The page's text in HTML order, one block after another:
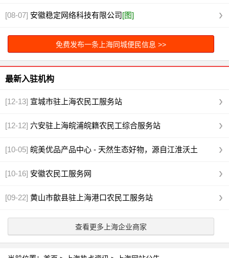
[08-07] 安徽稳定网络科技有限公司[图]
免费发布一条上海同城便民信息 >>
最新入驻机构
[12-13] 宣城市驻上海农民工服务站
[12-12] 六安驻上海皖浦皖籍农民工综合服务站
[10-05] 皖美优品产品中心 - 天然生态好物，源自江淮沃土
[10-16] 安徽农民工服务网
[09-22] 黄山市歙县驻上海港口农民工服务站
查看更多上海企业商家